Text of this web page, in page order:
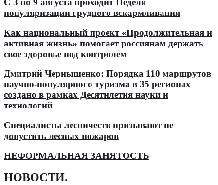
С 3 по 9 августа проходит Неделя
популяризации грудного вскармливания
Как национальный проект «Продолжительная и
активная жизнь» помогает россиянам держать
свое здоровье под контролем
Дмитрий Чернышенко: Порядка 110 маршрутов
научно-популярного туризма в 35 регионах
создано в рамках Десятилетия науки и
технологий
Специалисты лесничеств призывают не
допустить лесных пожаров
НЕФОРМАЛЬНАЯ ЗАНЯТОСТЬ
НОВОСТИ.